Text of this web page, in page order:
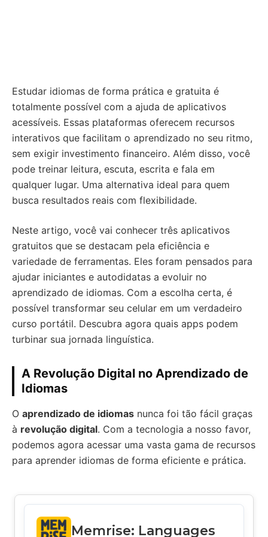
Estudar idiomas de forma prática e gratuita é
totalmente possível com a ajuda de aplicativos
acessíveis. Essas plataformas oferecem recursos
interativos que facilitam o aprendizado no seu ritmo,
sem exigir investimento financeiro. Além disso, você
pode treinar leitura, escuta, escrita e fala em
qualquer lugar. Uma alternativa ideal para quem
busca resultados reais com flexibilidade.
Neste artigo, você vai conhecer três aplicativos
gratuitos que se destacam pela eficiência e
variedade de ferramentas. Eles foram pensados para
ajudar iniciantes e autodidatas a evoluir no
aprendizado de idiomas. Com a escolha certa, é
possível transformar seu celular em um verdadeiro
curso portátil. Descubra agora quais apps podem
turbinar sua jornada linguística.
A Revolução Digital no Aprendizado de
Idiomas
O aprendizado de idiomas nunca foi tão fácil graças
à revolução digital. Com a tecnologia a nosso favor,
podemos agora acessar uma vasta gama de recursos
para aprender idiomas de forma eficiente e prática.
Memrise: Languages